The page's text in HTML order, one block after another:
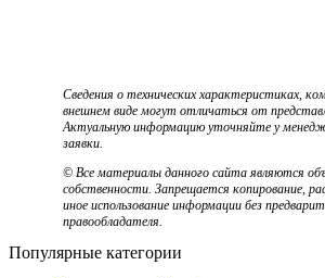
Сведения о технических характеристиках,
внешнем виде могут отличаться от
Актуальную информацию уточняйте у
заявки.
© Все материалы данного сайта являются
собственности. Запрещается копирование,
иное использование информации без
правообладателя.
Популярные категории